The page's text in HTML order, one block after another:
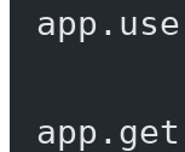
app. use
app. get